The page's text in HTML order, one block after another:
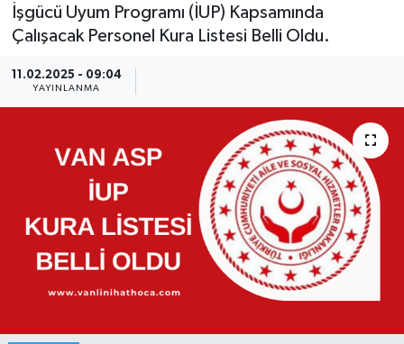
İşgücü Uyum Programı (İUP) Kapsamında
Çalışacak Personel Kura Listesi Belli Oldu.
11.02.2025 - 09:04
YAYINLANMA